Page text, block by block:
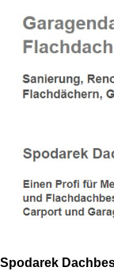
Spodarek